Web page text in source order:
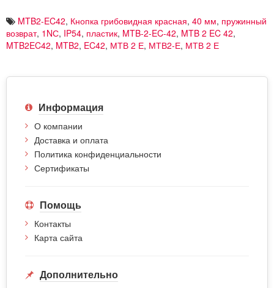
MTB2-EC42, Кнопка грибовидная красная, 40 мм, пружинный
возврат, 1NС, IP54, пластик, MTB-2-EC-42, MTB 2 EC 42,
MTB2EC42, MTB2, EC42, МТВ 2 Е, МТВ2-Е, МТВ 2 Е
Информация
О компании
Доставка и оплата
Политика конфиденциальности
Сертификаты
Помощь
Контакты
Карта сайта
Дополнительно